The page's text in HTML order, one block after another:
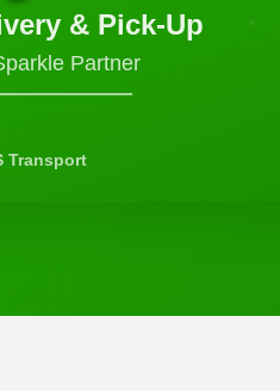
& Pick-Up
Partner
Transport